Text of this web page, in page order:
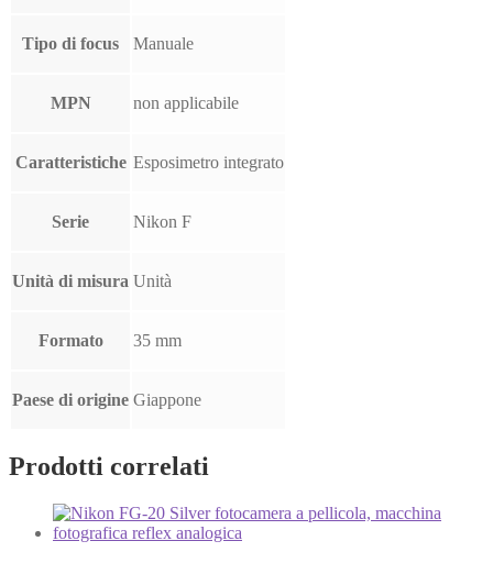
Tipo di focus Manuale
MPN non applicabile
Caratteristiche Esposimetro integrato
Serie Nikon F
Unità di misura Unità
Formato 35 mm
Paese di origine Giappone
Prodotti correlati